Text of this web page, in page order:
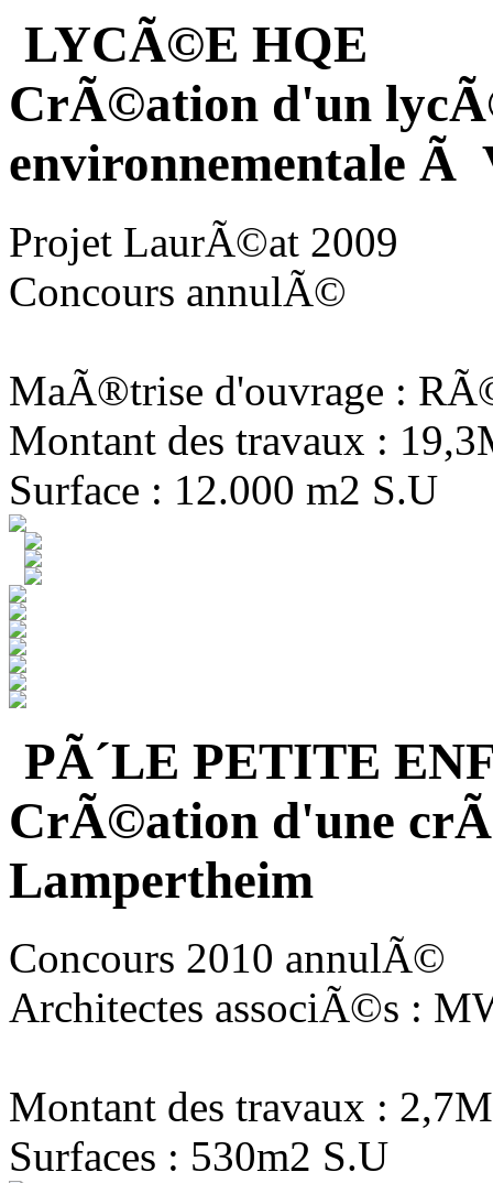
LYCÃ©E HQE
CrÃ©ation d'un
environnementale Ã
Projet LaurÃ©at 2009
Concours annulÃ©
MaÃ®trise d'ouvrage :
Montant des travaux :
Surface : 12.000 m2 S.U
PÃ´LE PETITE
CrÃ©ation d'une
Lampertheim
Concours 2010 annulÃ©
Architectes associÃ©s :
Montant des travaux :
Surfaces : 530m2 S.U